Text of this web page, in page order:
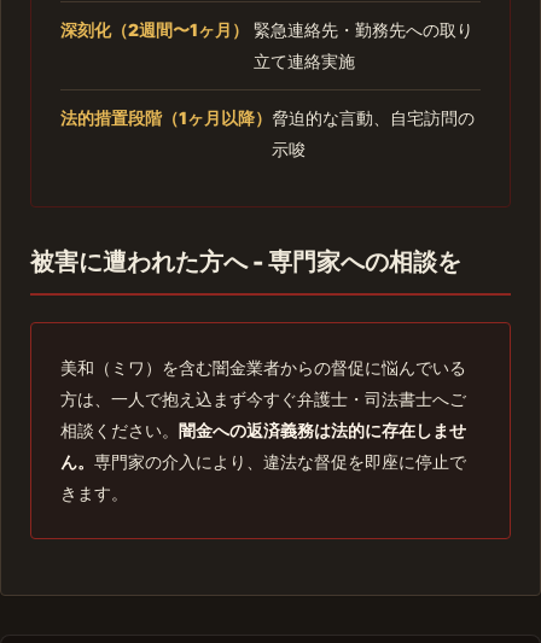
深刻化（2週間〜1ヶ月）
緊急連絡先・勤務先への取り
立て連絡実施
法的措置段階（1ヶ月以降） 脅迫的な言動、自宅訪問の
示唆
被害に遭われた方へ - 専門家への相談を
美和（ミワ）を含む闇金業者からの督促に悩んでいる
方は、一人で抱え込まず今すぐ弁護士・司法書士へご
相談ください。 闇金への返済義務は法的に存在しませ
ん。 専門家の介入により、違法な督促を即座に停止で
きます。